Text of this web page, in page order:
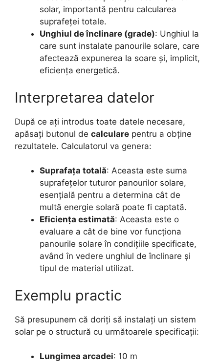
solar, importantă pentru calcularea
suprafeței totale.
Unghiul de înclinare (grade): Unghiul la
care sunt instalate panourile solare, care
afectează expunerea la soare și, implicit,
eficiența energetică.
Interpretarea datelor
După ce ați introdus toate datele necesare,
apăsați butonul de calculare pentru a obține
rezultatele. Calculatorul va genera:
Suprafața totală: Aceasta este suma
suprafețelor tuturor panourilor solare,
esențială pentru a determina cât de
multă energie solară poate fi captată.
Eficiența estimată: Aceasta este o
evaluare a cât de bine vor funcționa
panourile solare în condițiile specificate,
având în vedere unghiul de înclinare și
tipul de material utilizat.
Exemplu practic
Să presupunem că doriți să instalați un sistem
solar pe o structură cu următoarele specificații:
Lungimea arcadei: 10 m